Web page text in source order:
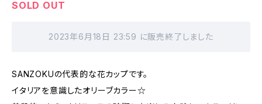
SOLD OUT
2023年6月18日 23:59 に販売終了しました
SANZOKUの代表的な花カップです。
イタリアを意識したオリーブカラー☆